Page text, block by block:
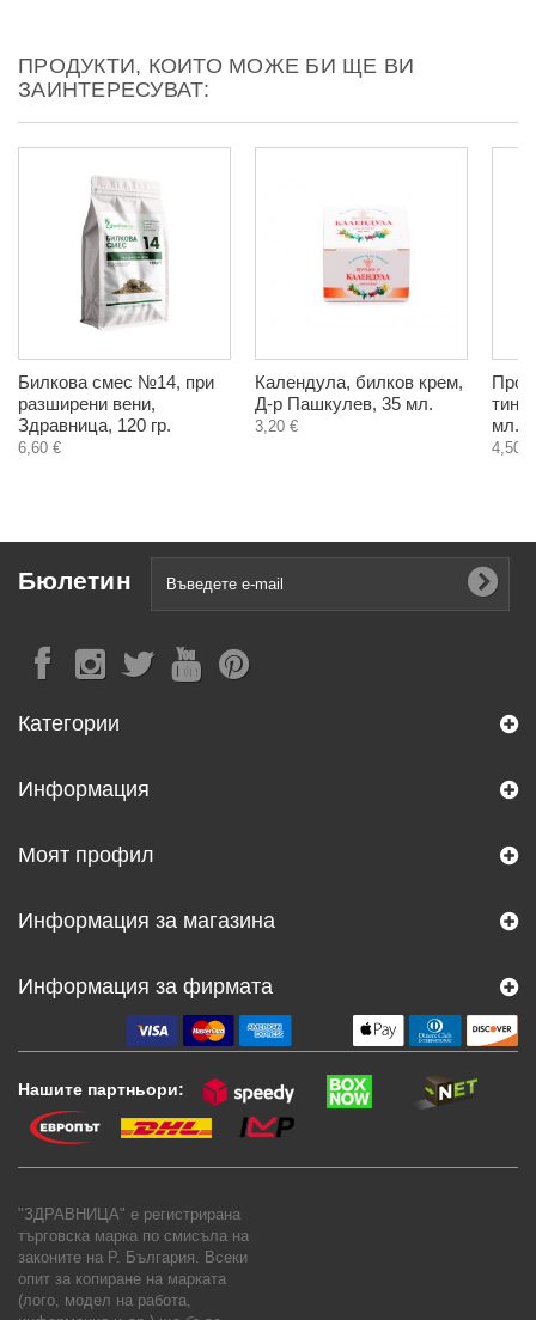
ПРОДУКТИ, КОИТО МОЖЕ БИ ЩЕ ВИ
ЗАИНТЕРЕСУВАТ:
Билкова смес №14, при
разширени вени,
Здравница, 120 гр.
6,60 €
Календула, билков крем,
Д-р Пашкулев, 35 мл.
3,20 €
мл.
4,50 €
Бюлетин
Категории
Информация
Моят профил
Информация за магазина
Информация за фирмата
Нашите партньори:
"ЗДРАВНИЦА" е регистрирана
търговска марка по смисъла на
законите на Р. България. Всеки
опит за копиране на марката
(лого, модел на работа,